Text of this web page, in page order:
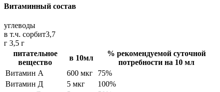
Витаминный состав
углеводы
в т.ч. сорбит3,7
г 3,5 г
питательное
вещество
в 10мл
% рекомендуемой суточной
потребности на 10 мл
Витамин А
600 мкг
75%
Витамин Д
5 мкг
100%